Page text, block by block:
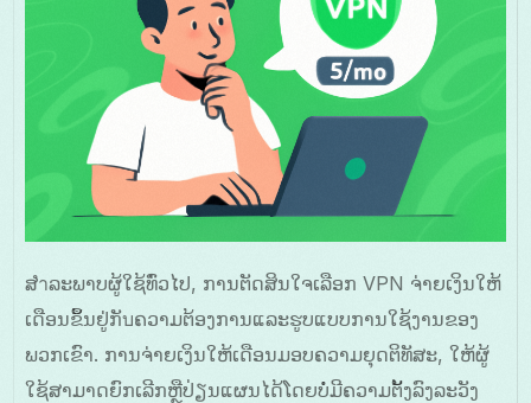
ສำລະພາບຜູ້ໃຊ້ທົ່ວໄປ, ການຕັດສິນໃຈເລືອກ VPN ຈ່າຍເງິນໃຫ້
ເດືອນຂຶ້ນຢູ່ກັบຄວາມຕ້ອງການແລະຮູບແບບການໃຊ້ງານຂອງ
ພວກເຂົາ. ການຈ່າຍເງິນໃຫ້ເດືອນມອບຄວາມຍຸດຕິທັສະ, ໃຫ້ຜູ້
ໃຊ້ສາມາດຍົກເລີກຫຼືປ່ຽນແຜນໄດ້ໂດຍບໍ່ມີຄວາມຕັ້ງລົງລະວັງ